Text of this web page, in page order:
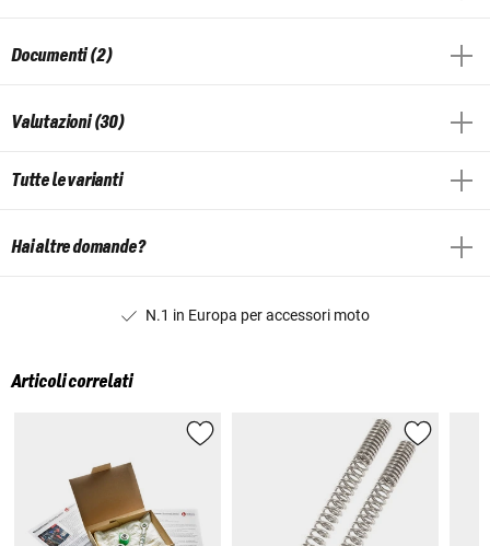
Documenti (2)
Valutazioni (30)
Tutte le varianti
Hai altre domande?
N.1 in Europa per accessori moto
Articoli correlati